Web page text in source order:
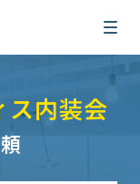
ス内装会